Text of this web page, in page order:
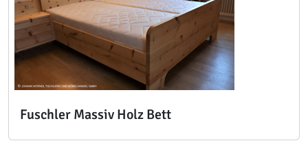
Fuschler Massiv Holz Bett